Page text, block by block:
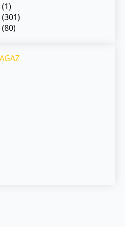
(1)
(301)
(80)